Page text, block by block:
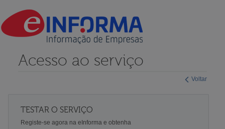
Voltar
Acesso ao serviço
TESTAR O SERVIÇO
Registe-se agora na eInforma e obtenha